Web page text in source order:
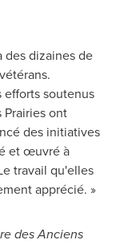
des dizaines de
soutenus
Prairies ont
des initiatives
et œuvré à
travail qu'elles
apprécié. »
des Anciens